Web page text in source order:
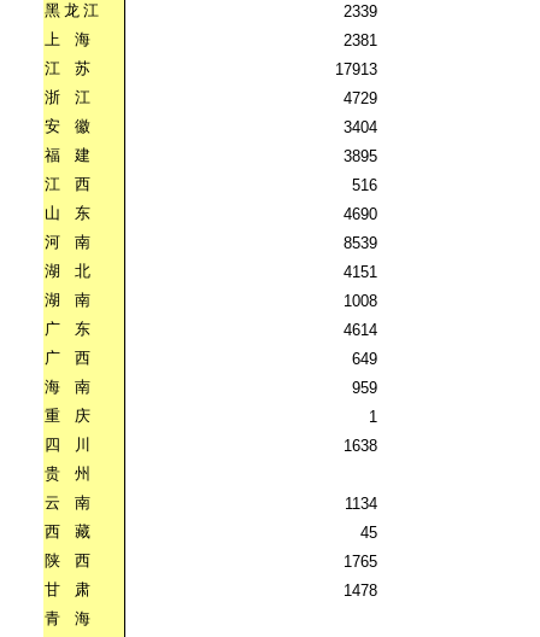
黑 龙 江
2339
上
海
2381
江
苏
17913
浙
江
4729
安
徽
3404
福
建
3895
江
西
516
山
东
4690
河
南
8539
湖
北
4151
湖
南
1008
广
东
4614
广
西
649
海
南
959
重
庆
1
四
川
1638
贵
州
云
南
1134
西
藏
45
陕
西
1765
甘
肃
1478
青
海